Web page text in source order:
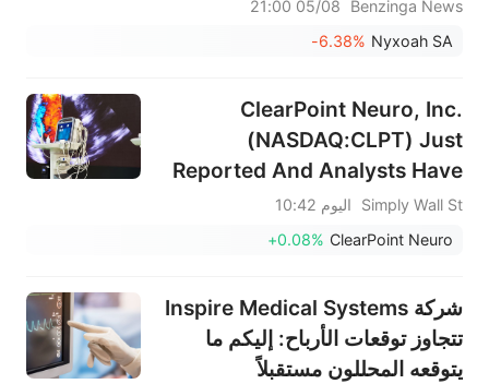
Benzinga News
05/08 21:00
Nyxoah SA
-6.38%
ClearPoint Neuro, Inc.
(NASDAQ:CLPT) Just
Reported And Analysts Have
Been Cutting Their Estimates
Simply Wall St
اليوم 10:42
ClearPoint Neuro
+0.08%
شركة Inspire Medical Systems
تتجاوز توقعات الأرباح: إليكم ما
يتوقعه المحللون مستقبلاً